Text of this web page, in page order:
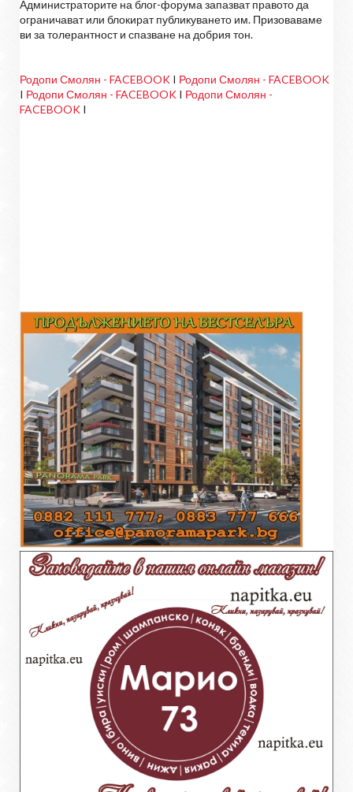
Администраторите на блог-форума запазват правото да
ограничават или блокират публикуването им. Призоваваме
ви за толерантност и спазване на добрия тон.
Родопи Смолян - FACEBOOK I Родопи Смолян - FACEBOOK
I Родопи Смолян - FACEBOOK I Родопи Смолян -
FACEBOOK I